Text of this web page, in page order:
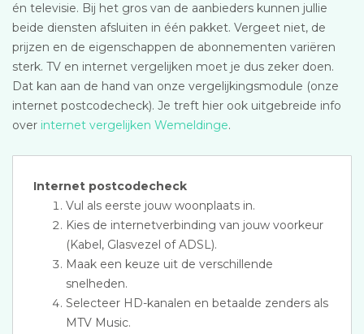
én televisie. Bij het gros van de aanbieders kunnen jullie
beide diensten afsluiten in één pakket. Vergeet niet, de
prijzen en de eigenschappen de abonnementen variëren
sterk. TV en internet vergelijken moet je dus zeker doen.
Dat kan aan de hand van onze vergelijkingsmodule (onze
internet postcodecheck). Je treft hier ook uitgebreide info
over internet vergelijken Wemeldinge.
Internet postcodecheck
Vul als eerste jouw woonplaats in.
Kies de internetverbinding van jouw voorkeur
(Kabel, Glasvezel of ADSL).
Maak een keuze uit de verschillende
snelheden.
Selecteer HD-kanalen en betaalde zenders als
MTV Music.